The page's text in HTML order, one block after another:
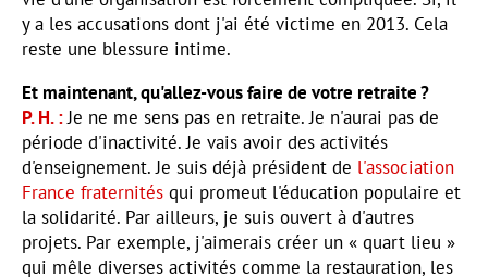
y a les accusations dont j'ai été victime en 2013. Cela
reste une blessure intime.
Et maintenant, qu'allez-vous faire de votre retraite ?
P. H. Je ne me sens pas en retraite. Je n'aurai pas de
période d'inactivité. Je vais avoir des activités
d'enseignement. Je suis déjà président de l'association
France fraternités qui promeut l'éducation populaire et
la solidarité. Par ailleurs, je suis ouvert à d'autres
projets. Par exemple, j'aimerais créer un « quart lieu »
qui mêle diverses activités comme la restauration, les